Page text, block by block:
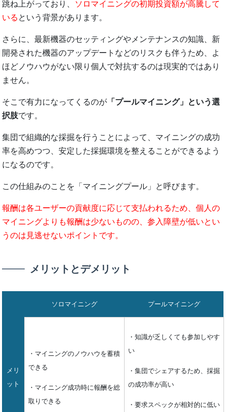
跳ね上がっており、 ソロマイニングの初期投資額が高騰して
いる という背景があります。
さらに、最新機器のセッティングやメンテナンスの知識、新
開発された機器のアップデートなどのリスクも伴うため、よ
ほどノウハウがない限り個人で対抗するのは現実的ではあり
ません。
そこで有力になってくるのが 「プールマイニング」という選
択肢です。
集団で組織的な採掘を行うことによって、マイニングの成功
率を高めつつ、安定した採掘環境を整えることができるよう
になるのです。
この仕組みのことを「マイニングプール」と呼びます。
報酬は各ユーザーの貢献度に応じて支払われるため、個人の
マイニングよりも報酬は少ないものの、参入障壁が低いとい
うのは見逃せないポイントです。
メリットとデメリット
ソロマイニング プールマイニング
メリ
ット
・マイニングのノウハウを蓄積
できる
・マイニング成功時に報酬を総
取りできる
・知識が乏しくても参加しやす
い
・集団でシェアするため、採掘
の成功率が高い
・要求スペックが相対的に低い